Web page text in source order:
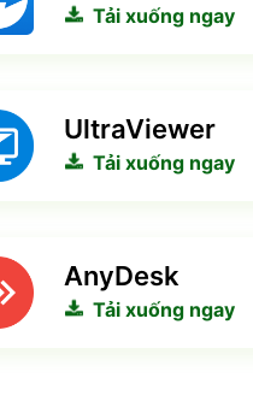
Tải xuống ngay
UltraViewer
Tải xuống ngay
AnyDesk
Tải xuống ngay